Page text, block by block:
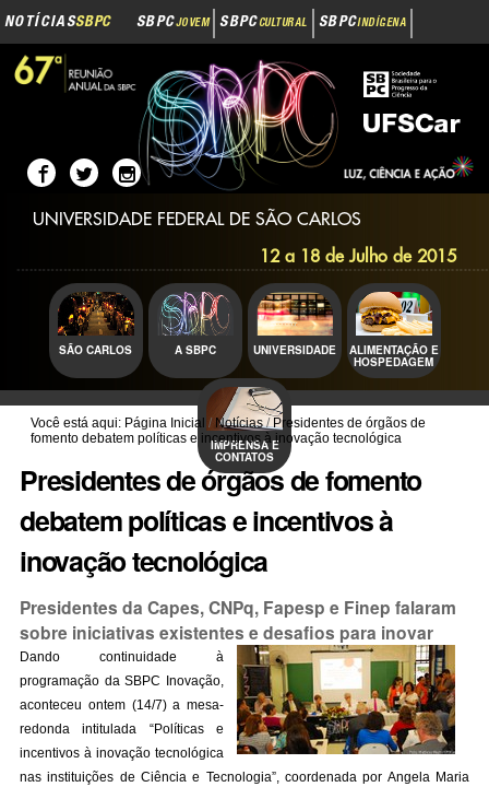
para
o
conteúdo.
navegação
NOTÍCIASSBPC SBPCJOVEM SBPC CULTURAL SBPCINDÍGENA
SBPCINOVAÇÃO
UNIVERSIDADE FEDERAL DE SÃO CARLOS
12 a 18 de Julho de 2015
SÃO CARLOS A SBPC UNIVERSIDADE ALIMENTAÇÃO E
HOSPEDAGEM
IMPRENSA E
CONTATOS
Você está aqui: Página Inicial / Notícias /Presidentes de órgãos de
fomento debatem políticas e incentivos à inovação tecnológica
Presidentes de órgãos de fomento
debatem políticas e incentivos à
inovação tecnológica
Presidentes da Capes, CNPq, Fapesp e Finep falaram
sobre iniciativas existentes e desafios para inovar
Dando continuidade à
programação da SBPC Inovação,
aconteceu ontem (14/7) a mesa-
redonda intitulada “Políticas e
incentivos à inovação tecnológica
nas instituições de Ciência e Tecnologia”, coordenada por Angela Maria